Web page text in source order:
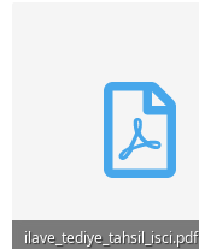
ilave_tediye_tahsil_isci.pdf